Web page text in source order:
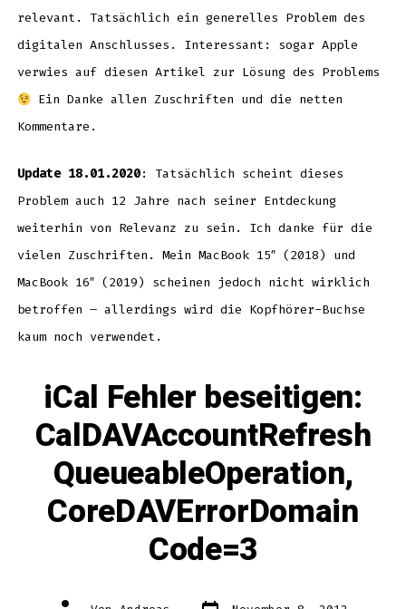
relevant. Tatsächlich ein generelles Problem des
digitalen Anschlusses. Interessant: sogar Apple
verwies auf diesen Artikel zur Lösung des Problems
Ein Danke allen Zuschriften und die netten
Kommentare.
Update 18.01.2020: Tatsächlich scheint dieses
Problem auch 12 Jahre nach seiner Entdeckung
weiterhin von Relevanz zu sein. Ich danke für die
vielen Zuschriften. Mein MacBook 15″ (2018) und
MacBook 16″ (2019) scheinen jedoch nicht wirklich
betroffen – allerdings wird die Kopfhörer-Buchse
kaum noch verwendet.
iCal Fehler beseitigen:
CalDAVAccountRefresh
QueueableOperation,
CoreDAVErrorDomain
Code=3
Autor Datum